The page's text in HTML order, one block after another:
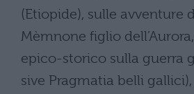
(Etiopide), sulle avventure
Mèmnone figlio
epico-storico sulla guerra
sive Pragmatia belli